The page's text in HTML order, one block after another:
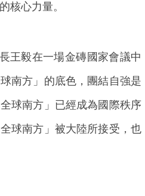
核心力量。
王毅在一場金磚國家會議中
南方」的底色，團結自強是
球南方」已經成為國際秩序
球南方」被大陸所接受，也